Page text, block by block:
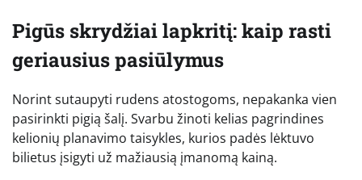
Pigūs skrydžiai lapkritį: kaip rasti
geriausius pasiūlymus
Norint sutaupyti rudens atostogoms, nepakanka vien
pasirinkti pigią šalį. Svarbu žinoti kelias pagrindines
kelionių planavimo taisykles, kurios padės lėktuvo
bilietus įsigyti už mažiausią įmanomą kainą.